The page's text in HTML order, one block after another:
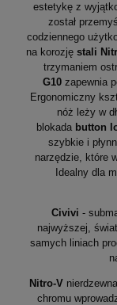
estetykę z
został
codziennego
na korozję stali
trzymaniem
G10 zapewnia
Ergonomiczny
nóż leży w
blokada button
szybkie i
narzędzie, które
Idealny dla
Civivi -
najwyższej,
samych liniach
Nitro-V
chromu